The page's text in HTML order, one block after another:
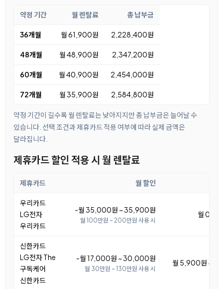
약정 기간 월 렌탈료 총 납부금
36개월 월 61,900원 2,228,400원
48개월 월 48,900원 2,347,200원
60개월 월 40,900원 2,454,000원
72개월 월 35,900원 2,584,800원
약정 기간이 길수록 월 렌탈료는 낮아지지만 총 납부금은 늘어날 수
있습니다. 선택 조건과 제휴카드 적용 여부에 따라 실제 금액은
달라집니다.
제휴카드 할인 적용 시 월 렌탈료
제휴카드 월 할인
우리카드
LG전자
우리카드
-월 35,000원 ~ 35,900원
월 100만원 ~ 200만원 사용 시
월 0원
신한카드
LG전자 The
구독케어
신한카드
-월 17,000원 ~ 30,000원
월 30만원 ~ 130만원 사용 시
월 5,900원 ~